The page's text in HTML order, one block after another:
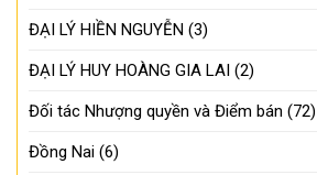
ĐẠI LÝ HIỀN NGUYỄN (3)
ĐẠI LÝ HUY HOÀNG GIA LAI (2)
Đối tác Nhượng quyền và Điểm bán (72)
Đồng Nai (6)